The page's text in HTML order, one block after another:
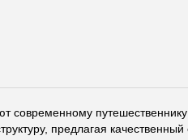
современному
предлагая